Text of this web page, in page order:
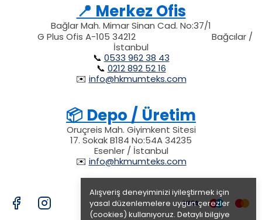
Alışveriş deneyiminizi iyileştirmek için
yasal düzenlemelere uygun çerezler
(cookies) kullanıyoruz. Detaylı bilgiye
📍 Merkez Ofis
Bağlar Mah. Mimar Sinan Cad. No:37/1
G Plus Ofis A-105 34212
Bağcılar /
İstanbul
📞 0533 962 38 43
📞 0212 892 52 16
✉️ info@hkmumteks.com
📦 Depo / Üretim
Oruçreis Mah. Giyimkent Sitesi
17. Sokak B184 No:54A 34235
Esenler / İstanbul
✉️ info@hkmumteks.com